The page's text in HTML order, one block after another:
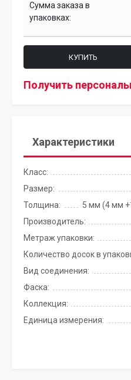
Сумма заказа в
упаковках:
КУПИТЬ
Получить
Характеристики
Класс:
Размер:
Толщина:
Производитель:
Метраж упаковки:
Количество досок в
Вид соединения:
Фаска:
Коллекция:
Единица измерения: